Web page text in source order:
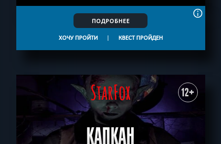
ПОДРОБНЕЕ
ХОЧУ ПРОЙТИ | КВЕСТ ПРОЙДЕН
12+
КАПКАН